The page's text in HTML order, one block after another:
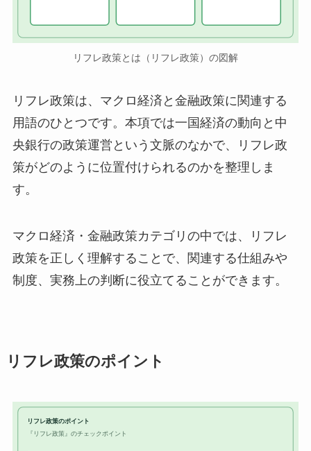
リフレ政策とは（リフレ政策）の図解
リフレ政策は、マクロ経済と金融政策に関連する
用語のひとつです。本項では一国経済の動向と中
央銀行の政策運営という文脈のなかで、リフレ政
策がどのように位置付けられるのかを整理しま
す。
マクロ経済・金融政策カテゴリの中では、リフレ
政策を正しく理解することで、関連する仕組みや
制度、実務上の判断に役立てることができます。
リフレ政策のポイント
リフレ政策のポイント
『リフレ政策』のチェックポイント